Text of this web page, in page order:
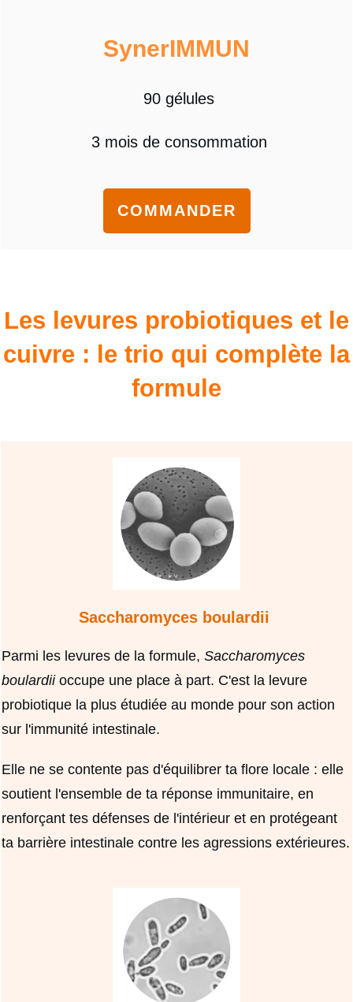
SynerIMMUN
90 gélules
3 mois de consommation
COMMANDER
Les levures probiotiques et le
cuivre : le trio qui complète la
formule
Saccharomyces boulardii
Parmi les levures de la formule, Saccharomyces
boulardiioccupe une place à part. C'est la levure
probiotique la plus étudiée au monde pour son action
sur l'immunité intestinale.
Elle ne se contente pas d'équilibrer ta flore locale : elle
soutient l'ensemble de ta réponse immunitaire, en
renforçant tes défenses de l'intérieur et en protégeant
ta barrière intestinale contre les agressions extérieures.